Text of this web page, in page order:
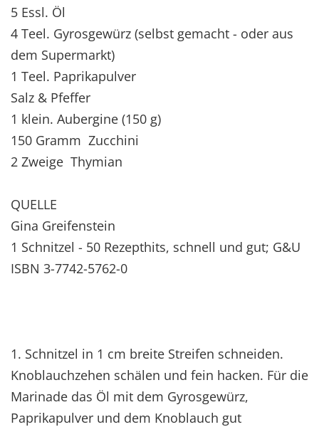
5 Essl. Öl
4 Teel. Gyrosgewürz (selbst gemacht - oder aus
dem Supermarkt)
1 Teel. Paprikapulver
Salz & Pfeffer
1 klein. Aubergine (150 g)
150 Gramm Zucchini
2 Zweige Thymian
QUELLE
Gina Greifenstein
1 Schnitzel - 50 Rezepthits, schnell und gut; G&U
ISBN 3-7742-5762-0
1. Schnitzel in 1 cm breite Streifen schneiden.
Knoblauchzehen schälen und fein hacken. Für die
Marinade das Öl mit dem Gyrosgewürz,
Paprikapulver und dem Knoblauch gut